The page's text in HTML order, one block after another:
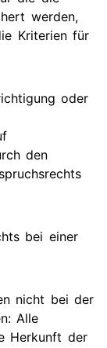
werden,
Kriterien für
oder
den
bei einer
nicht bei der
Alle
Herkunft der